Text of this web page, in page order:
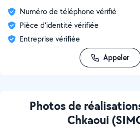
Numéro de téléphone vérifié
Pièce d'identité vérifiée
Entreprise vérifiée
Appeler
Photos de
Chkaoui